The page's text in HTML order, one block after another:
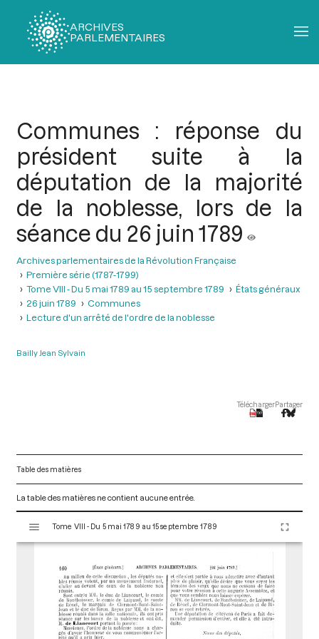
ARCHIVES
PARLEMENTAIRES
Communes : réponse du
président suite à la
députation de la majorité
de la noblesse, lors de la
séance du 26 juin 1789
Archives parlementaires de la Révolution Française
Première série (1787-1799)
Tome VIII - Du 5 mai 1789 au 15 septembre 1789
États généraux
26 juin 1789
Communes
Lecture d'un arrêté de l'ordre de la noblesse
Bailly Jean Sylvain
TéléchargerPartager
Table des matières
La table des matières ne contient aucune entrée.
s
Tome VIII - Du 5 mai 1789 au 15 septembre 1789